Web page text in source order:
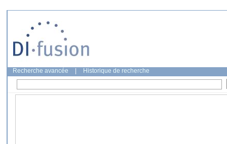
Recherche avancée Historique de recherche